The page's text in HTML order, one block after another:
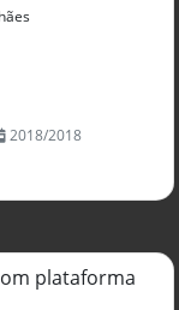
2018/2018